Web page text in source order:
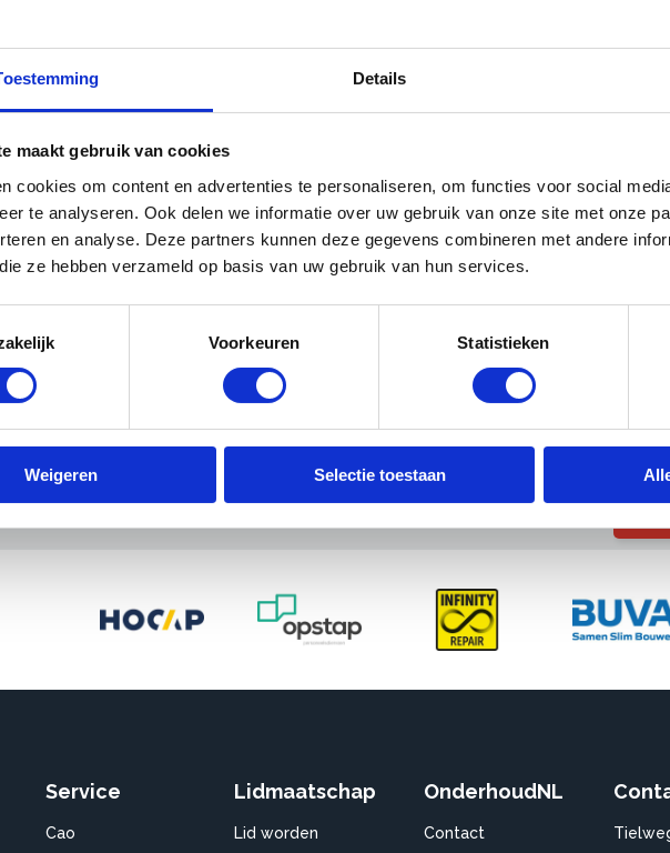
Details
maakt gebruik van cookies
cookies om content en advertenties te personaliseren, om functies voor social
te analyseren. Ook delen we informatie over uw gebruik van onze site met onze
en analyse. Deze partners kunnen deze gegevens combineren met andere
ze hebben verzameld op basis van uw gebruik van hun services.
Voorkeuren Statistieken
Weigeren Selectie toestaan
StudieClub Schilders
uit de volgende leden:
secretaris
088-
Service
Cao
Lidmaatschap
Lid worden
OnderhoudNL
Contact